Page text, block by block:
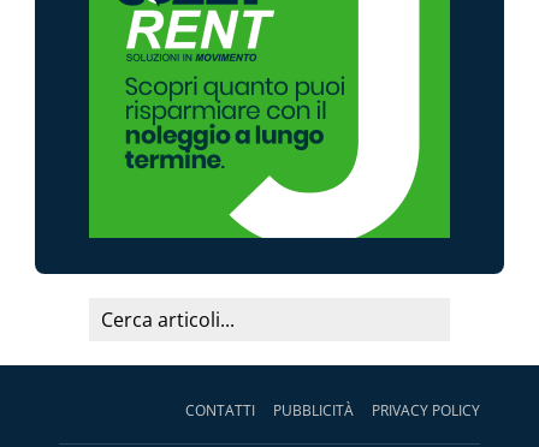
CONTATTI PUBBLICITÀ PRIVACY POLICY